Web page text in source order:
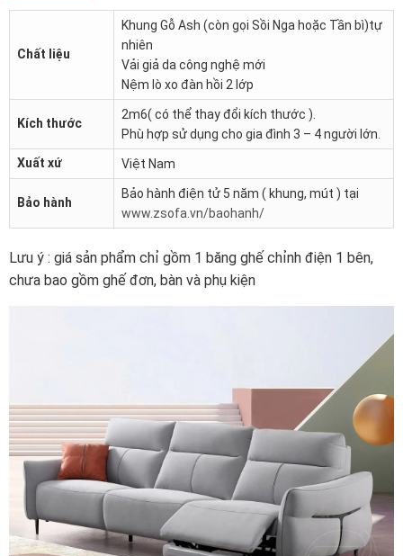
Chất liệu
Khung Gỗ Ash (còn gọi Sồi Nga hoặc Tần bì)tự
nhiên
Vải giả da công nghệ mới
Nệm lò xo đàn hồi 2 lớp
Kích thước
2m6( có thể thay đổi kích thước ).
Phù hợp sử dụng cho gia đình 3 – 4 người lớn.
Xuất xứ
Việt Nam
Bảo hành
Bảo hành điện tử 5 năm ( khung, mút ) tại
www.zsofa.vn/baohanh/
Lưu ý : giá sản phẩm chỉ gồm 1 băng ghế chỉnh điện 1 bên,
chưa bao gồm ghế đơn, bàn và phụ kiện